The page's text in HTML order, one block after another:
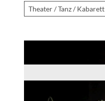
Theater / Tanz / Kabarett